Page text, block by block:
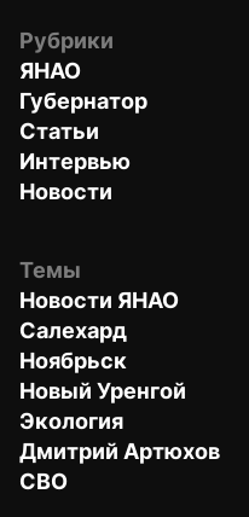
Рубрики
ЯНАО
Губернатор
Статьи
Интервью
Новости
Темы
Новости ЯНАО
Салехард
Ноябрьск
Новый Уренгой
Экология
Дмитрий Артюхов
СВО